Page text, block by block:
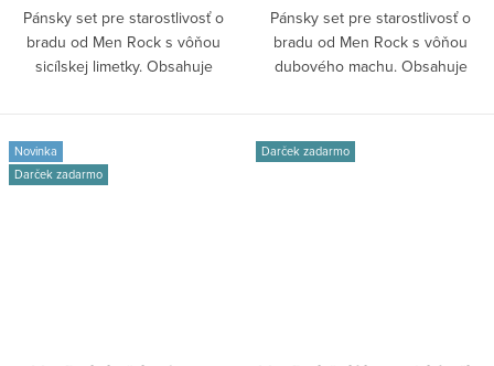
Pánsky set pre starostlivosť o
bradu od Men Rock s vôňou
sicílskej limetky. Obsahuje
Pánsky set pre starostlivosť o
bradu od Men Rock s vôňou
dubového machu. Obsahuje
Novinka
Darček zadarmo
Darček zadarmo